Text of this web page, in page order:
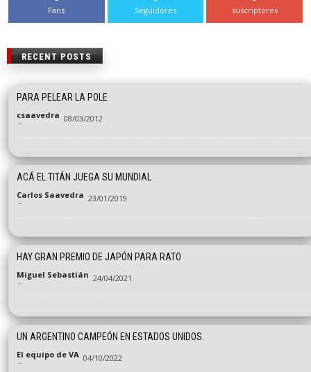
Fans Seguidores suscriptores
RECENT POSTS
PARA PELEAR LA POLE
csaavedra
- 08/03/2012
ACÁ EL TITÁN JUEGA SU MUNDIAL
Carlos Saavedra
- 23/01/2019
HAY GRAN PREMIO DE JAPÓN PARA RATO
Miguel Sebastián
- 24/04/2021
UN ARGENTINO CAMPEÓN EN ESTADOS UNIDOS.
El equipo de VA
- 04/10/2022